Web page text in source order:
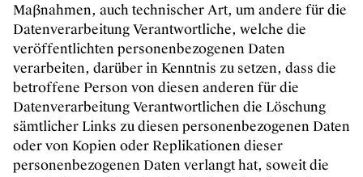
Maßnahmen, auch technischer Art, um andere für die
Datenverarbeitung Verantwortliche, welche die
veröffentlichten personenbezogenen Daten
verarbeiten, darüber in Kenntnis zu setzen, dass die
betroffene Person von diesen anderen für die
Datenverarbeitung Verantwortlichen die Löschung
sämtlicher Links zu diesen personenbezogenen Daten
oder von Kopien oder Replikationen dieser
personenbezogenen Daten verlangt hat, soweit die